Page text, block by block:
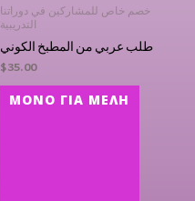
خصم خاص للمشاركين في دوراتنا
التدريبية
طلب عربي من المطبخ الكوني
$35.00
ΜΌΝΟ ΓΙΑ ΜΈΛΗ